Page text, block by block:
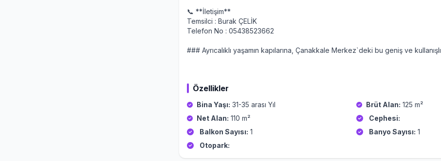
📞 **İletişim**
Temsilci : Burak ÇELİK
Telefon No : 05438523662
### Ayrıcalıklı yaşamın kapılarına, Çanakkale Merkez`deki bu geniş ve
Özellikler
Bina Yaşı: 31-35 arası Yıl Brüt Alan: 125 m²
Net Alan: 110 m²
Cephesi:
Balkon Sayısı: 1 Banyo Sayısı: 1
Otopark: